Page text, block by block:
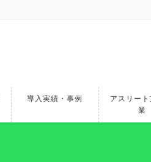
導入実績・事例
アスリー
業